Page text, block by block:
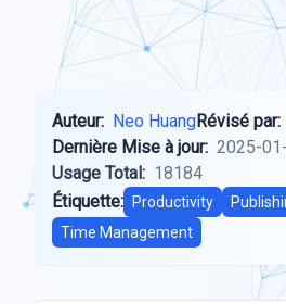
Auteur: Neo HuangRévisé par:
Dernière Mise à jour: 2025-
Usage Total: 18184
Étiquette:
Productivity
Time Management